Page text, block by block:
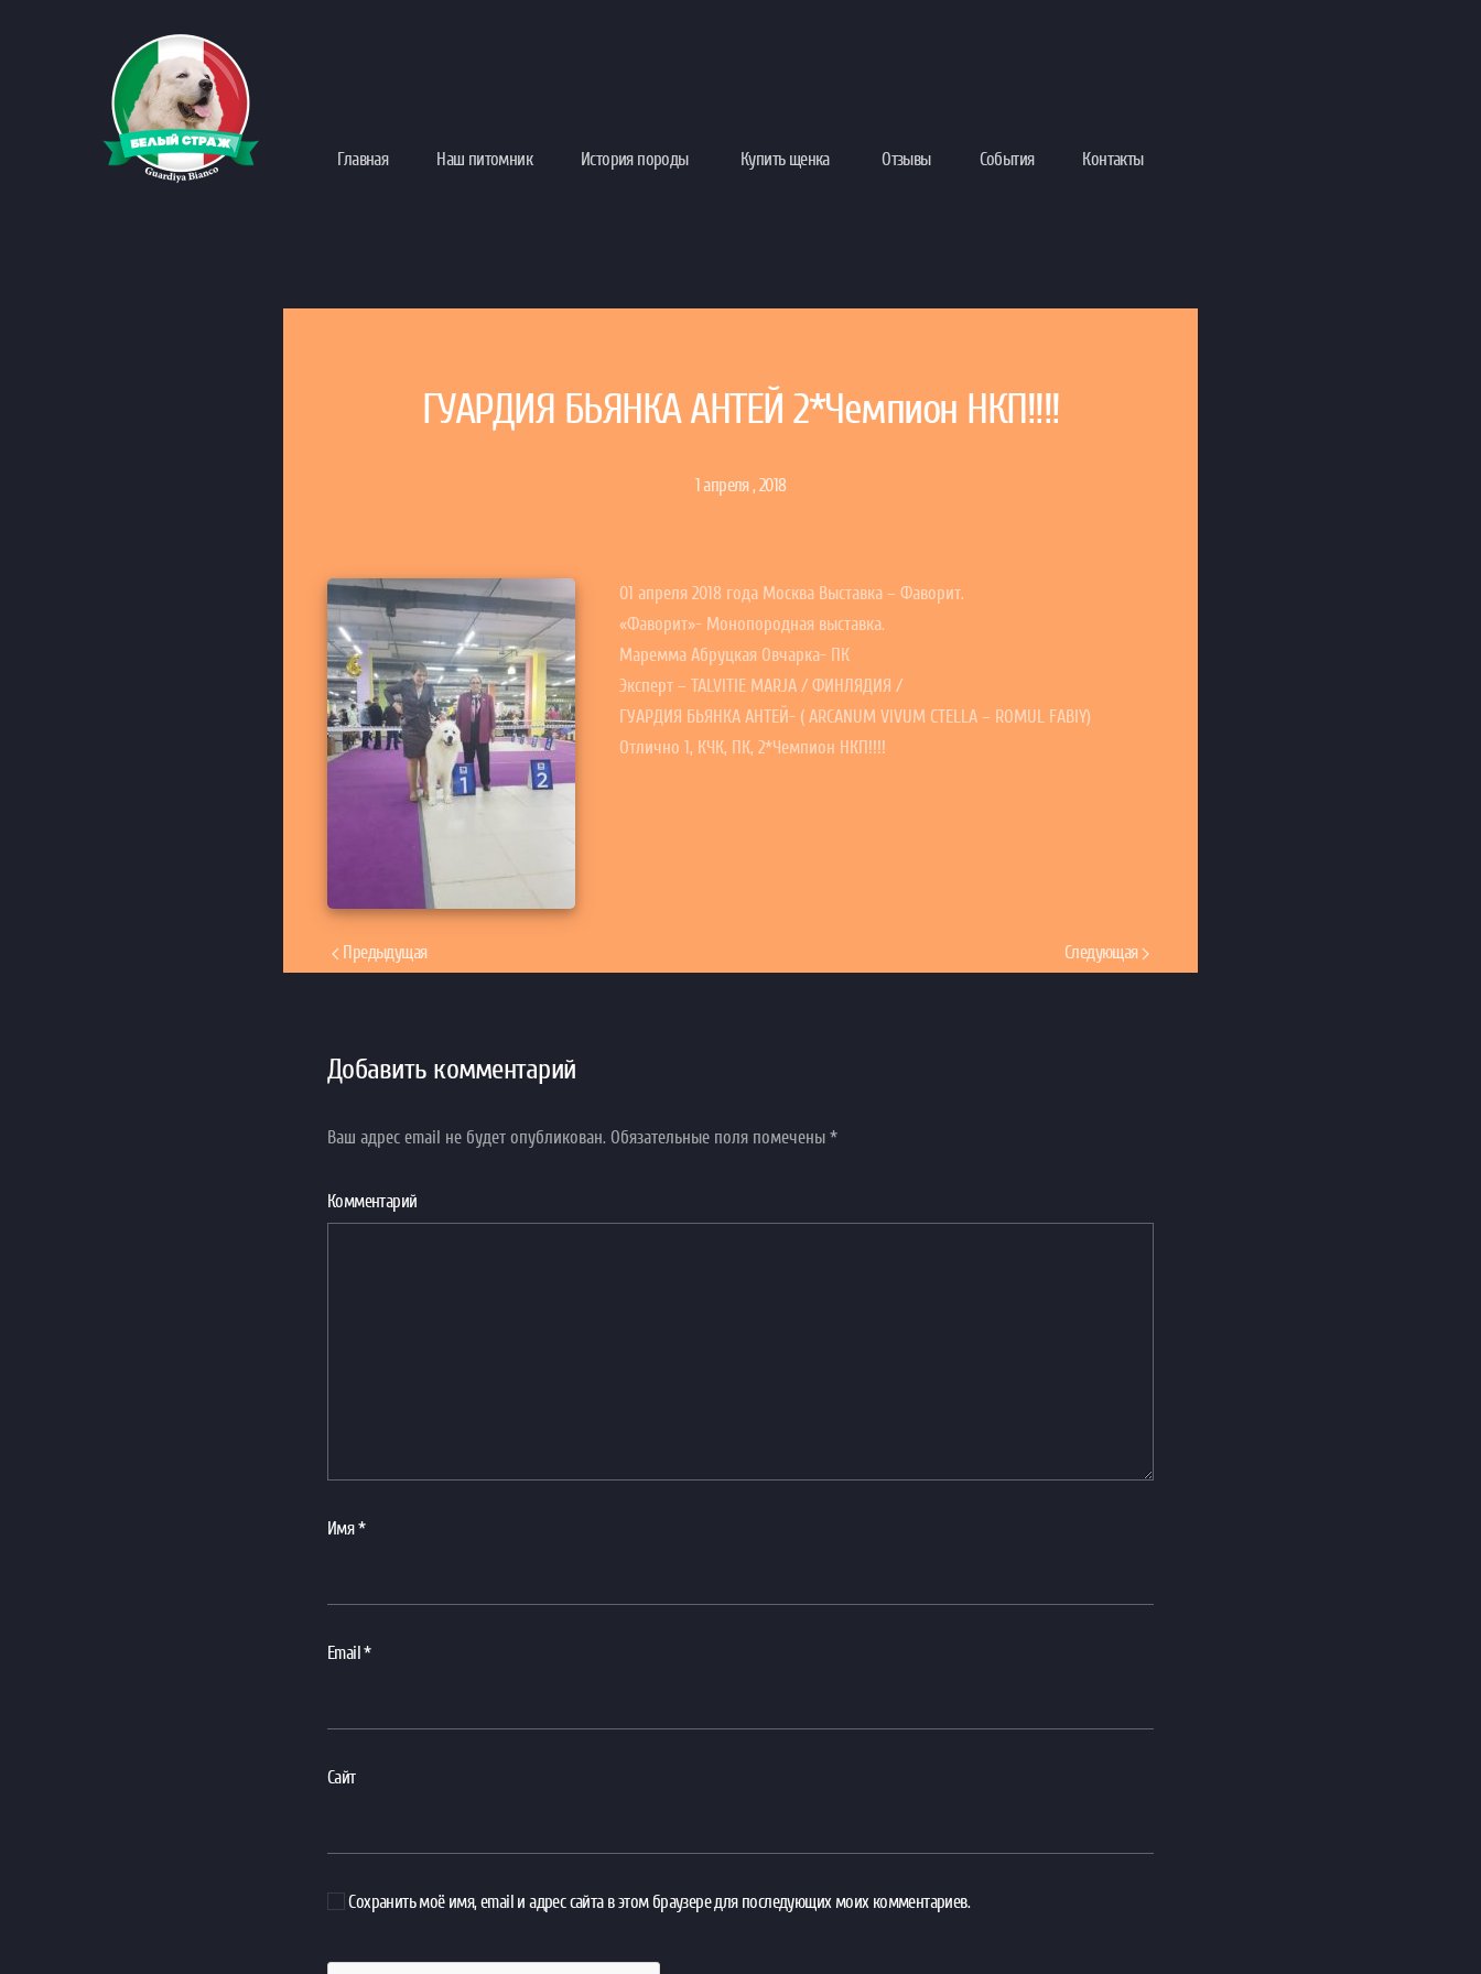
Главная Наш питомник История породы Купить щенка Отзывы События Контакты
ГУАРДИЯ БЬЯНКА АНТЕЙ 2*Чемпион НКП!!!!
1 апреля , 2018
01 апреля 2018 года Москва Выставка – Фаворит.
«Фаворит»- Монопородная выставка.
Маремма Абруцкая Овчарка- ПК
Эксперт – TALVITIE MARJA / ФИНЛЯДИЯ /
ГУАРДИЯ БЬЯНКА АНТЕЙ- ( ARCANUM VIVUM CTELLA – ROMUL FABIY)
Отлично 1, КЧК, ПК, 2*Чемпион НКП!!!!
Предыдущая Следующая
Добавить комментарий
Ваш адрес email не будет опубликован. Обязательные поля помечены *
Комментарий
Имя*
Email*
Сайт
Сохранить моё имя, email и адрес сайта в этом браузере для последующих моих комментариев.